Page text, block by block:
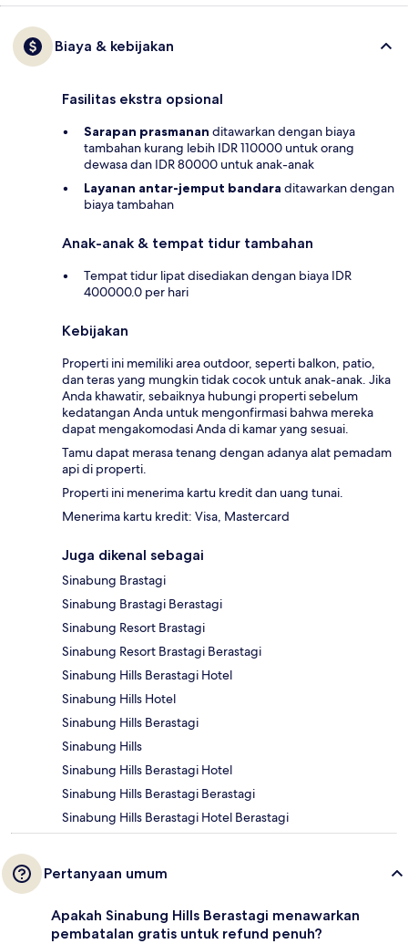
Biaya & kebijakan
Fasilitas ekstra opsional
Sarapan prasmanan ditawarkan dengan biaya
tambahan kurang lebih IDR 110000 untuk orang
dewasa dan IDR 80000 untuk anak-anak
Layanan antar-jemput bandara ditawarkan dengan
biaya tambahan
Anak-anak & tempat tidur tambahan
Tempat tidur lipat disediakan dengan biaya IDR
400000.0 per hari
Kebijakan
Properti ini memiliki area outdoor, seperti balkon, patio,
dan teras yang mungkin tidak cocok untuk anak-anak. Jika
Anda khawatir, sebaiknya hubungi properti sebelum
kedatangan Anda untuk mengonfirmasi bahwa mereka
dapat mengakomodasi Anda di kamar yang sesuai.
Tamu dapat merasa tenang dengan adanya alat pemadam
api di properti.
Properti ini menerima kartu kredit dan uang tunai.
Menerima kartu kredit: Visa, Mastercard
Juga dikenal sebagai
Sinabung Brastagi
Sinabung Brastagi Berastagi
Sinabung Resort Brastagi
Sinabung Resort Brastagi Berastagi
Sinabung Hills Berastagi Hotel
Sinabung Hills Hotel
Sinabung Hills Berastagi
Sinabung Hills
Sinabung Hills Berastagi Hotel
Sinabung Hills Berastagi Berastagi
Sinabung Hills Berastagi Hotel Berastagi
Pertanyaan umum
Apakah Sinabung Hills Berastagi menawarkan
pembatalan gratis untuk refund penuh?